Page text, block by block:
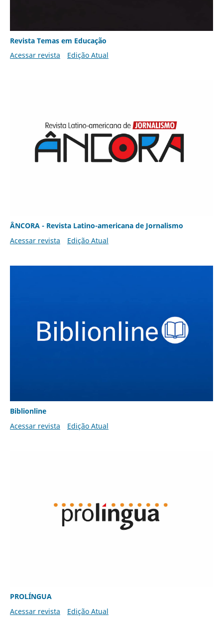
Revista Temas em Educação
Acessar revista
Edição Atual
ÂNCORA - Revista Latino-americana de Jornalismo
Acessar revista
Edição Atual
Biblionline
Acessar revista
Edição Atual
PROLÍNGUA
Acessar revista
Edição Atual